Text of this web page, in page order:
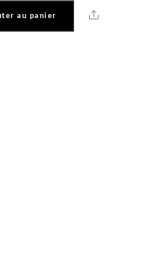
au panier Share